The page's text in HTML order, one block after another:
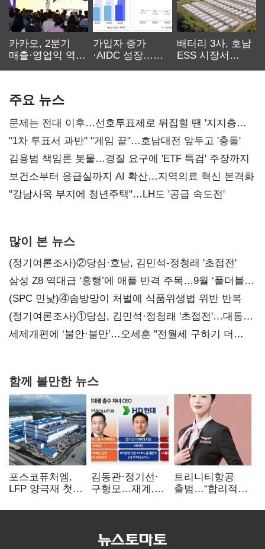
카카오, 2분기
매출·영업익 역대
가입자 증가
·AIDC 성장…
배터리 3사, 호남
ESS 시장서
주요 뉴스
문제는 전대 이후…선호투표제로 뒤집힐 땐 '지지층
불복'
"1차 투표서 과반" "게임 끝"…호남대전 앞두고 '충돌'
김용범 책임론 봇물…경질 요구에 'ETF 특검' 주장까지
보건소부터 응급실까지 AI 확산…지역의료 혁신 본격화
"강남사옥 부지에 청년주택"…LH도 '공급 속도전'
많이 본 뉴스
(정기여론조사)②당심·호남, 김민석-정청래 '초접전'
삼성 Z8 역대급 ‘흥행’에 애플 반격 주목…9월 ‘폴더블
대전’
(SPC 민낯)④솜방망이 처벌에 식품위생법 위반 반복
(정기여론조사)①당심, 김민석·정청래 '초접전'…대통령
지지도 '50% 아래로'(종합)
세제개편에 ‘불안·불만’…오세훈 "전월세 구하기 더
함께 볼만한 뉴스
포스코퓨처엠,
LFP 양극재 첫
ESS 시장 공략
김동관·정기선·
구형모…재계,
전성시대
트리니티항공
출범…“합리적
서비스로 승부”